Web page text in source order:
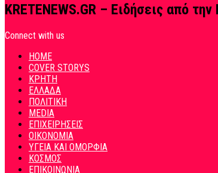
KRETENEWS.GR – Ειδήσεις από
Connect with us
HOME
COVER STORYS
ΚΡΗΤΗ
ΕΛΛΑΔΑ
ΠΟΛΙΤΙΚΗ
MEDIA
ΕΠΙΧΕΙΡΗΣΕΙΣ
ΟΙΚΟΝΟΜΙΑ
ΥΓΕΙΑ ΚΑΙ ΟΜΟΡΦΙΑ
ΚΟΣΜΟΣ
ΕΠΙΚΟΙΝΩΝΙΑ